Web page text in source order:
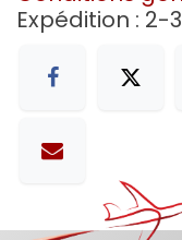
Expédition : 2-